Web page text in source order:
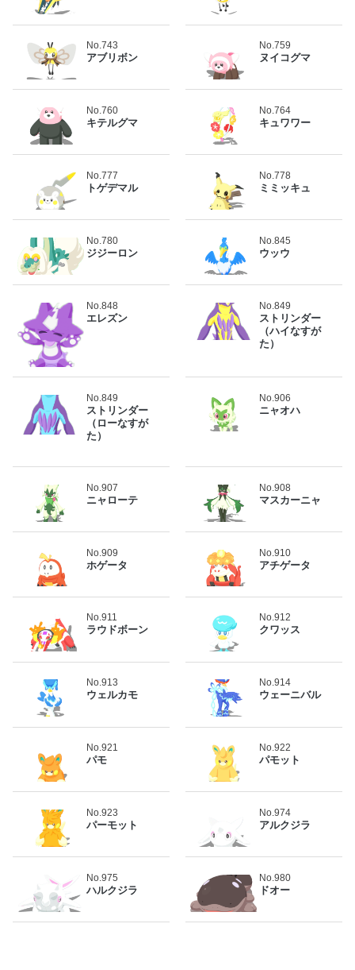
No.743
アブリボン
No.759
ヌイコグマ
No.760
キテルグマ
No.764
キュワワー
No.777
トゲデマル
No.778
ミミッキュ
No.780
ジジーロン
No.845
ウッウ
No.848
エレズン
No.849
ストリンダー
（ハイなすが
た）
No.849
ストリンダー
（ローなすが
た）
No.906
ニャオハ
No.907
ニャローテ
No.908
マスカーニャ
No.909
ホゲータ
No.910
アチゲータ
No.911
ラウドボーン
No.912
クワッス
No.913
ウェルカモ
No.914
ウェーニバル
No.921
パモ
No.922
パモット
No.923
パーモット
No.974
アルクジラ
No.975
ハルクジラ
No.980
ドオー